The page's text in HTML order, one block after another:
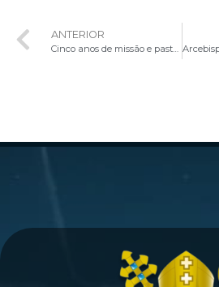
ANTERIOR
Cinco anos de missão e pastoreio do Cardeal Paulo Cezar Costa na Arquidiocese de Brasília